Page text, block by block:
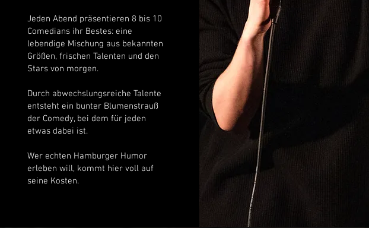
Jeden Abend präsentieren 8 bis 10
Comedians ihr Bestes: eine
lebendige Mischung aus bekannten
Größen, frischen Talenten und den
Stars von morgen.
Durch abwechslungsreiche Talente
entsteht ein bunter Blumenstrauß
der Comedy, bei dem für jeden
etwas dabei ist.
Wer echten Hamburger Humor
erleben will, kommt hier voll auf
seine Kosten.